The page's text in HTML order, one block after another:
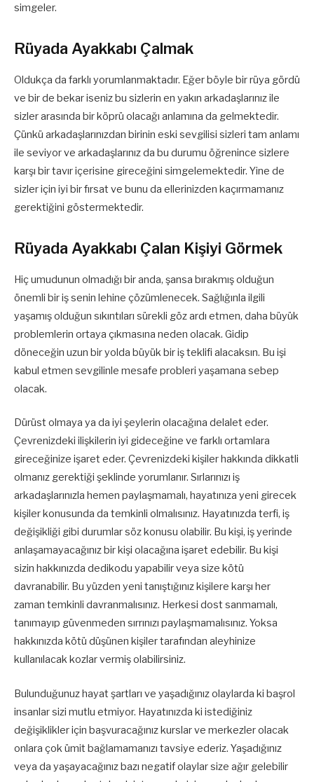
simgeler.
Rüyada Ayakkabı Çalmak
Oldukça da farklı yorumlanmaktadır. Eğer böyle bir rüya gördü
ve bir de bekar iseniz bu sizlerin en yakın arkadaşlarınız ile
sizler arasında bir köprü olacağı anlamına da gelmektedir.
Çünkü arkadaşlarınızdan birinin eski sevgilisi sizleri tam anlamı
ile seviyor ve arkadaşlarınız da bu durumu öğrenince sizlere
karşı bir tavır içerisine gireceğini simgelemektedir. Yine de
sizler için iyi bir fırsat ve bunu da ellerinizden kaçırmamanız
gerektiğini göstermektedir.
Rüyada Ayakkabı Çalan Kişiyi Görmek
Hiç umudunun olmadığı bir anda, şansa bırakmış olduğun
önemli bir iş senin lehine çözümlenecek. Sağlığınla ilgili
yaşamış olduğun sıkıntıları sürekli göz ardı etmen, daha büyük
problemlerin ortaya çıkmasına neden olacak. Gidip
döneceğin uzun bir yolda büyük bir iş teklifi alacaksın. Bu işi
kabul etmen sevgilinle mesafe probleri yaşamana sebep
olacak.
Dürüst olmaya ya da iyi şeylerin olacağına delalet eder.
Çevrenizdeki ilişkilerin iyi gideceğine ve farklı ortamlara
gireceğinize işaret eder. Çevrenizdeki kişiler hakkında dikkatli
olmanız gerektiği şeklinde yorumlanır. Sırlarınızı iş
arkadaşlarınızla hemen paylaşmamalı, hayatınıza yeni girecek
kişiler konusunda da temkinli olmalısınız. Hayatınızda terfi, iş
değişikliği gibi durumlar söz konusu olabilir. Bu kişi, iş yerinde
anlaşamayacağınız bir kişi olacağına işaret edebilir. Bu kişi
sizin hakkınızda dedikodu yapabilir veya size kötü
davranabilir. Bu yüzden yeni tanıştığınız kişilere karşı her
zaman temkinli davranmalısınız. Herkesi dost sanmamalı,
tanımayıp güvenmeden sırrınızı paylaşmamalısınız. Yoksa
hakkınızda kötü düşünen kişiler tarafından aleyhinize
kullanılacak kozlar vermiş olabilirsiniz.
Bulunduğunuz hayat şartları ve yaşadığınız olaylarda ki başrol
insanlar sizi mutlu etmiyor. Hayatınızda ki istediğiniz
değişiklikler için başvuracağınız kurslar ve merkezler olacak
onlara çok ümit bağlamamanızı tavsiye ederiz. Yaşadığınız
veya da yaşayacağınız bazı negatif olaylar size ağır gelebilir